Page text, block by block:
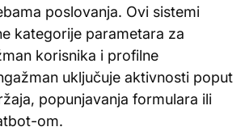
poslovanja. Ovi sistemi
kategorije parametara za
korisnika i profilne
uključuje aktivnosti poput
popunjavanja formulara ili
om.